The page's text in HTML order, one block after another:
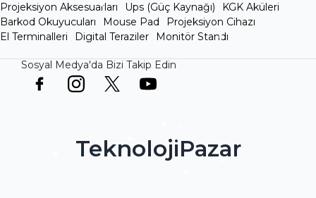
Projeksiyon Aksesuarları
Ups (Güç Kaynağı)
KGK Aküleri
Barkod Okuyucuları
Mouse Pad
Projeksiyon Cihazı
El Terminalleri
Digital Teraziler Monitör Standı
Sosyal Medya'da Bizi Takip Edin
TeknolojiPazar